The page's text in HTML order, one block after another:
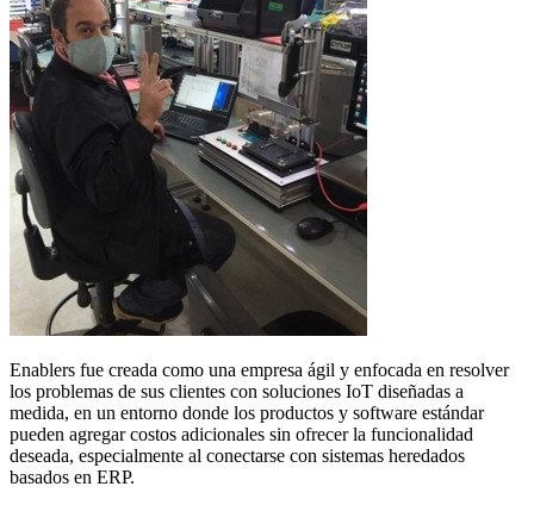
Enablers fue creada como una empresa ágil y enfocada en resolver
los problemas de sus clientes con soluciones IoT diseñadas a
medida, en un entorno donde los productos y software estándar
pueden agregar costos adicionales sin ofrecer la funcionalidad
deseada, especialmente al conectarse con sistemas heredados
basados en ERP.